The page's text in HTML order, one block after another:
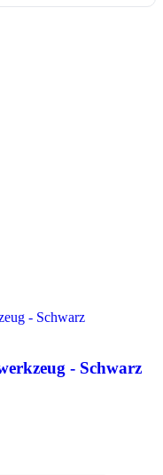
- Schwarz